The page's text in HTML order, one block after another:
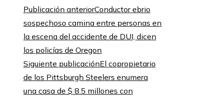
Publicación anteriorConductor ebrio
sospechoso camina entre personas en
la escena del accidente de DUI, dicen
los policías de Oregon
Siguiente publicaciónEl copropietario
de los Pittsburgh Steelers enumera
una casa de $ 8.5 millones con